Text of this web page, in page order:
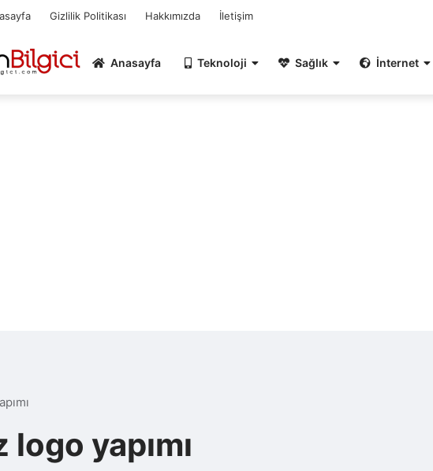
Gizlilik Politikası Hakkımızda İletişim
Anasayfa Teknoloji Sağlık İnternet
logo yapımı